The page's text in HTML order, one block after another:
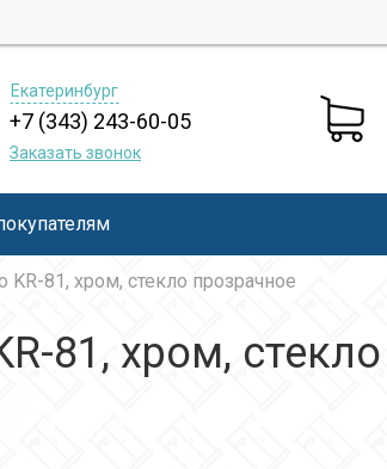
Екатеринбург
+7 (343) 243-60-05
Заказать звонок
81, хром, стекло прозрачное
81, хром, стекло